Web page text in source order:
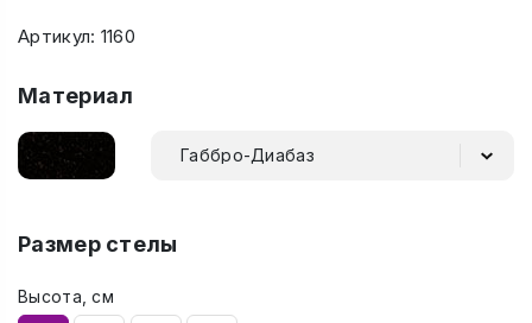
Артикул: 1160
Материал
Габбро-Диабаз
Размер стелы
Высота, см